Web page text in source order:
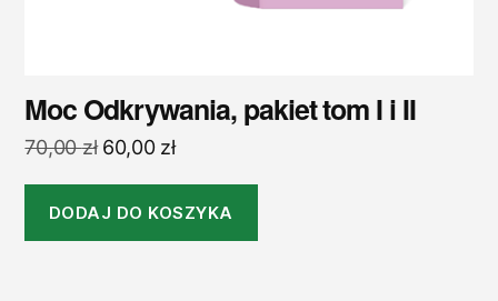
Moc Odkrywania, pakiet tom I i II
70,00zł Pierwotna
wynosiła:
70,00 zł.
60,00 złAktualna
wynosi:
60,00 zł.
DODAJ DO KOSZYKA